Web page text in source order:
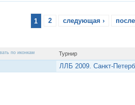
1 2 следующая ›
Турнир
ЛЛБ 2009. Санкт-